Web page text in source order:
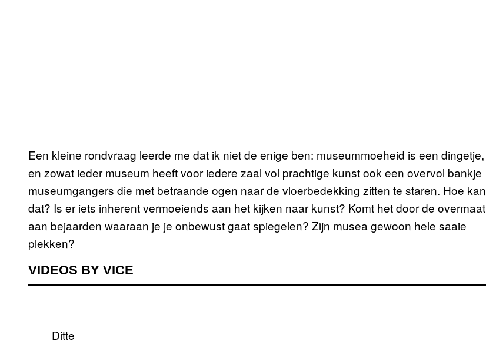
Een kleine rondvraag leerde me dat ik niet de enige ben: museummoeheid is een dingetje,
en zowat ieder museum heeft voor iedere zaal vol prachtige kunst ook een overvol bankje
museumgangers die met betraande ogen naar de vloerbedekking zitten te staren. Hoe kan
dat? Is er iets inherent vermoeiends aan het kijken naar kunst? Komt het door de overmaat
aan bejaarden waaraan je je onbewust gaat spiegelen? Zijn musea gewoon hele saaie
plekken?
VIDEOS BY VICE
Ditte